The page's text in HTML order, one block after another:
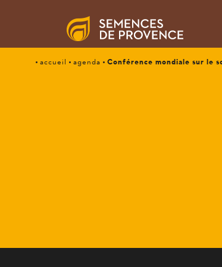
accueil agenda Conférence mondiale sur le
CONFÉRENCE